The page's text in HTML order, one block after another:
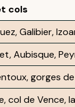
cols
Galibier,
Aubisque,
gorges
col de Vence,